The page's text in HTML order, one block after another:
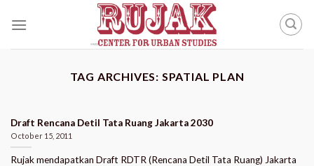
TAG ARCHIVES: SPATIAL PLAN
Draft Rencana Detil Tata Ruang Jakarta 2030
October 15, 2011
Rujak mendapatkan Draft RDTR (Rencana Detil Tata Ruang) Jakarta